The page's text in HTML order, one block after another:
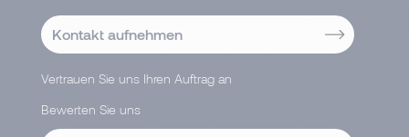
Kontakt aufnehmen
Vertrauen Sie uns Ihren Auftrag an
Bewerten Sie uns